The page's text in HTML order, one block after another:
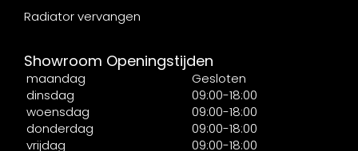
Radiator vervangen
Showroom Openingstijden
maandag
Gesloten
dinsdag
09:00-18:00
woensdag
09:00-18:00
donderdag
09:00-18:00
vrijdag
09:00-18:00